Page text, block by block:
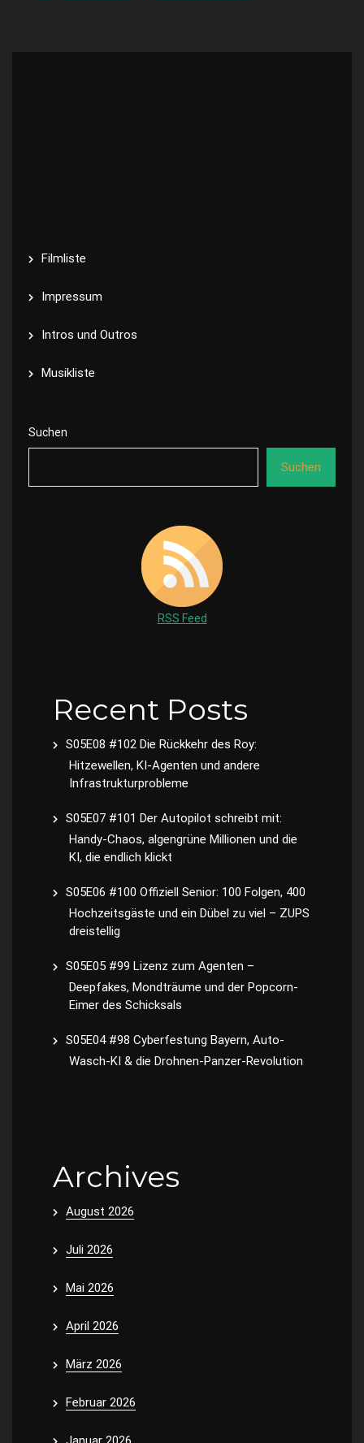
Filmliste
Impressum
Intros und Outros
Musikliste
Suchen
Suchen
RSS Feed
Recent Posts
S05E08 #102 Die Rückkehr des Roy:
Hitzewellen, KI-Agenten und andere
Infrastrukturprobleme
S05E07 #101 Der Autopilot schreibt mit:
Handy-Chaos, algengrüne Millionen und die
KI, die endlich klickt
S05E06 #100 Offiziell Senior: 100 Folgen, 400
Hochzeitsgäste und ein Dübel zu viel – ZUPS
dreistellig
S05E05 #99 Lizenz zum Agenten –
Deepfakes, Mondträume und der Popcorn-
Eimer des Schicksals
S05E04 #98 Cyberfestung Bayern, Auto-
Wasch-KI & die Drohnen-Panzer-Revolution
Archives
August 2026
Juli 2026
Mai 2026
April 2026
März 2026
Februar 2026